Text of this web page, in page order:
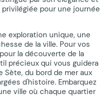
pour une journée
exploration unique, une
de la ville. Pour vos
la découverte de la
précieux qui vous guidera
du bord de mer aux
d'histoire. Embarquez
ville où chaque quartier